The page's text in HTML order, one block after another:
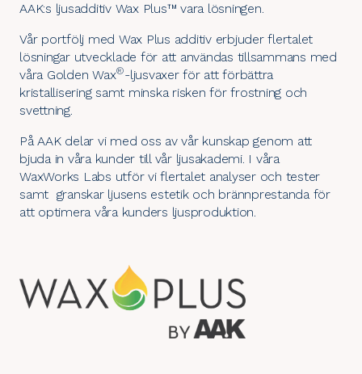
AAK:s ljusadditiv Wax Plus™ vara lösningen.
Vår portfölj med Wax Plus additiv erbjuder flertalet
lösningar utvecklade för att användas tillsammans med
våra Golden Wax®-ljusvaxer för att förbättra
kristallisering samt minska risken för frostning och
svettning.
På AAK delar vi med oss av vår kunskap genom att
bjuda in våra kunder till vår ljusakademi. I våra
WaxWorks Labs utför vi flertalet analyser och tester
samt granskar ljusens estetik och brännprestanda för
att optimera våra kunders ljusproduktion.